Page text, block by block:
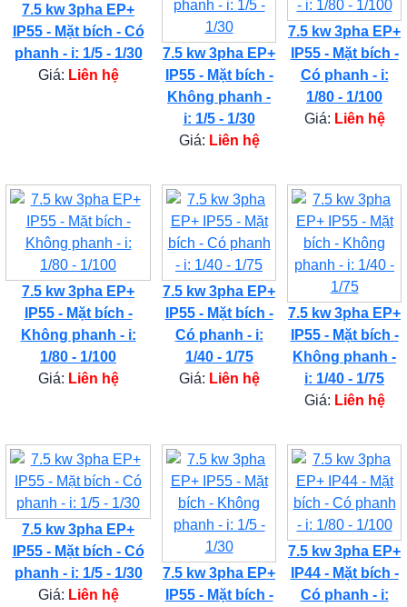
7.5 kw 3pha EP+
IP55 - Mặt bích - Có
phanh - i: 1/5 - 1/30
Giá: Liên hệ
7.5 kw 3pha EP+
IP55 - Mặt bích -
Không phanh -
i: 1/5 - 1/30
Giá: Liên hệ
7.5 kw 3pha EP+
IP55 - Mặt bích -
Có phanh - i:
1/80 - 1/100
Giá: Liên hệ
7.5 kw 3pha EP+
IP55 - Mặt bích -
Không phanh - i:
1/80 - 1/100
Giá: Liên hệ
7.5 kw 3pha EP+
IP55 - Mặt bích -
Có phanh - i:
1/40 - 1/75
Giá: Liên hệ
7.5 kw 3pha EP+
IP55 - Mặt bích -
Không phanh -
i: 1/40 - 1/75
Giá: Liên hệ
7.5 kw 3pha EP+
IP55 - Mặt bích - Có
phanh - i: 1/5 - 1/30
Giá: Liên hệ
7.5 kw 3pha EP+
IP55 - Mặt bích -
7.5 kw 3pha EP+
IP44 - Mặt bích -
Có phanh - i: